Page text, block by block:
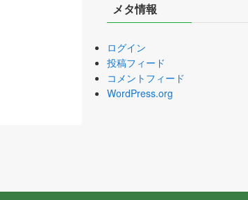
ブメタ情報
ログイン
投稿フィード
コメントフィード
WordPress.org